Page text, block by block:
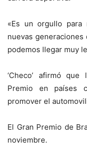
«Es un orgullo
nuevas
podemos llegar muy
‘Checo’ afirmó
Premio en países
promover el
El Gran Premio de
noviembre.